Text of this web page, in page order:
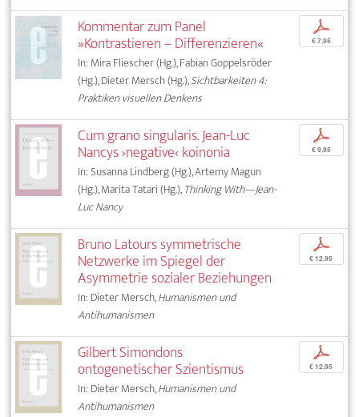
Kommentar zum Panel
»Kontrastieren – Differenzieren«
In: Mira Fliescher (Hg.), Fabian Goppelsröder
(Hg.), Dieter Mersch (Hg.),Sichtbarkeiten 4:
Praktiken visuellen Denkens
p
€ 7,95
Cum grano singularis. Jean-Luc
Nancys ›negative‹ koinonia
In: Susanna Lindberg (Hg.), Artemy Magun
(Hg.), Marita Tatari (Hg.),Thinking With—Jean-
Luc Nancy
p
€ 9,95
Bruno Latours symmetrische
Netzwerke im Spiegel der
Asymmetrie sozialer Beziehungen
In: Dieter Mersch,Humanismen und
Antihumanismen
p
€ 12,95
Gilbert Simondons
ontogenetischer Szientismus
In: Dieter Mersch,Humanismen und
Antihumanismen
p
€ 12,95